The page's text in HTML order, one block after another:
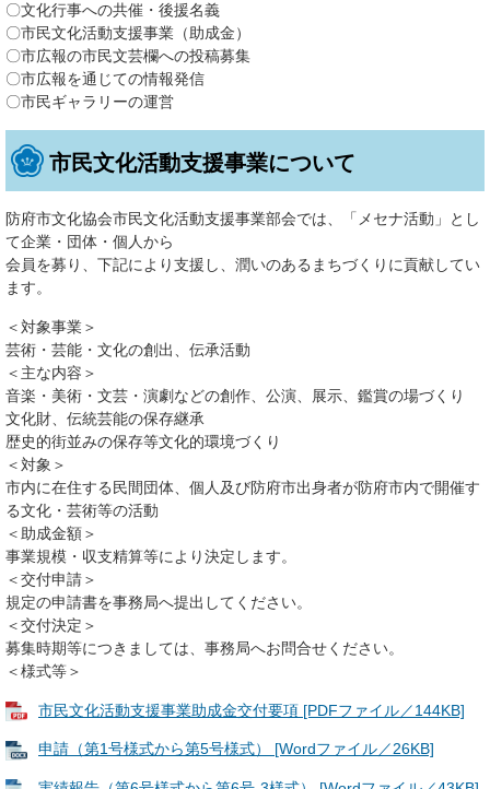
〇文化行事への共催・後援名義
〇市民文化活動支援事業（助成金）
〇市広報の市民文芸欄への投稿募集
〇市広報を通じての情報発信
〇市民ギャラリーの運営
市民文化活動支援事業について
防府市文化協会市民文化活動支援事業部会では、「メセナ活動」とし
て企業・団体・個人から
会員を募り、下記により支援し、潤いのあるまちづくりに貢献してい
ます。
＜対象事業＞
芸術・芸能・文化の創出、伝承活動
＜主な内容＞
音楽・美術・文芸・演劇などの創作、公演、展示、鑑賞の場づくり
文化財、伝統芸能の保存継承
歴史的街並みの保存等文化的環境づくり
＜対象＞
市内に在住する民間団体、個人及び防府市出身者が防府市内で開催す
る文化・芸術等の活動
＜助成金額＞
事業規模・収支精算等により決定します。
＜交付申請＞
規定の申請書を事務局へ提出してください。
＜交付決定＞
募集時期等につきましては、事務局へお問合せください。
＜様式等＞
市民文化活動支援事業助成金交付要項 [PDFファイル／144KB]
申請（第1号様式から第5号様式） [Wordファイル／26KB]